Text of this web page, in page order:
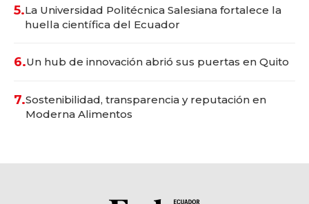
5.La Universidad Politécnica Salesiana fortalece la
huella científica del Ecuador
6.Un hub de innovación abrió sus puertas en Quito
7.Sostenibilidad, transparencia y reputación en
Moderna Alimentos